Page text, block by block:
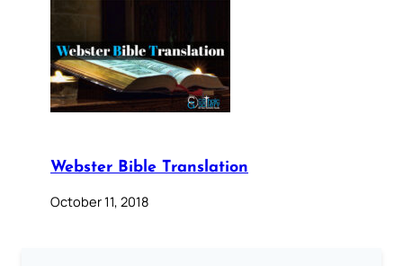
Webster Bible Translation
October 11, 2018